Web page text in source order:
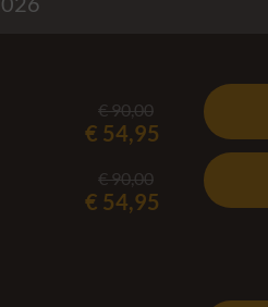
€ 90,00
€ 54,95
€ 90,00
€ 54,95